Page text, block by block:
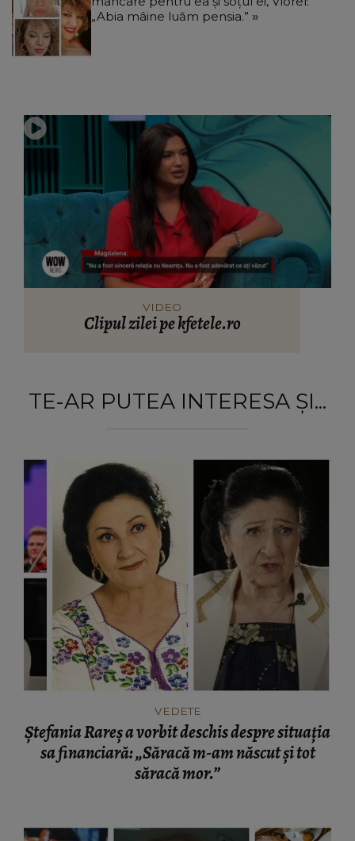
„Abia mâine luăm pensia.”
VIDEO
Clipul zilei pe kfetele.ro
TE-AR PUTEA INTERESA ȘI...
VEDETE
Ștefania Rareș a vorbit deschis despre situația
sa financiară: „Săracă m-am născut și tot
săracă mor.”